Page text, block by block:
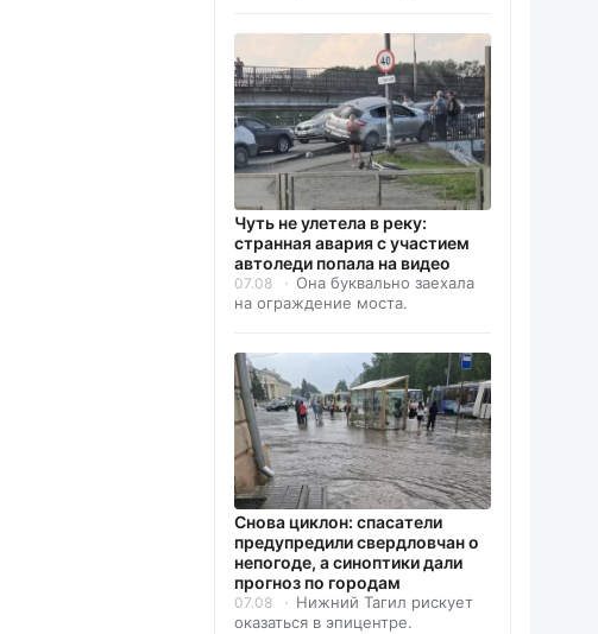
Чуть не улетела в реку:
странная авария с участием
автоледи попала на видео
07.08
Она буквально заехала
на ограждение моста.
Снова циклон: спасатели
предупредили свердловчан о
непогоде, а синоптики дали
прогноз по городам
07.08
Нижний Тагил рискует
оказаться в эпицентре.